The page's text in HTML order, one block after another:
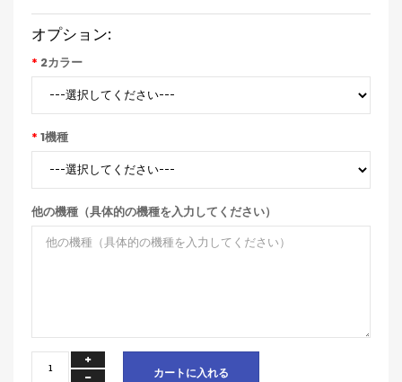
オプション:
2カラー
1機種
他の機種（具体的の機種を入力してください）
カートに入れる